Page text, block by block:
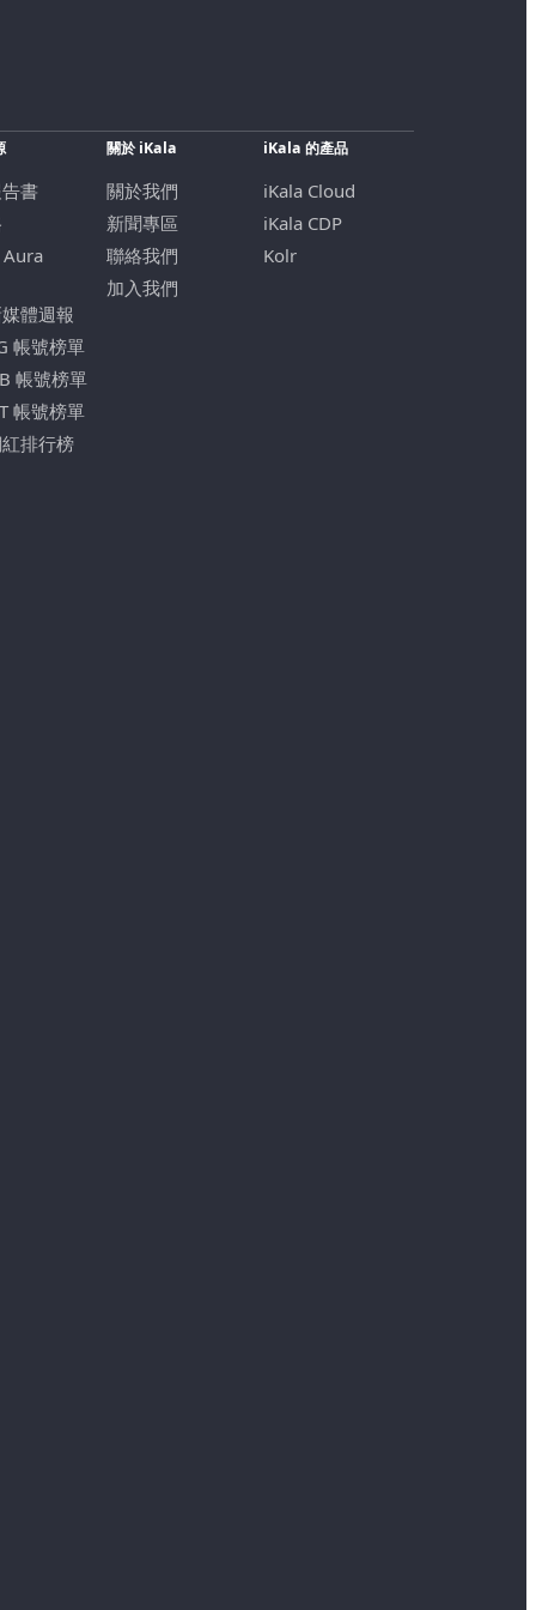
書
體週報
帳號榜單
帳號榜單
帳號榜單
排行榜
關於 iKala
關於我們
新聞專區
聯絡我們
加入我們
iKala 的產品
iKala Cloud
iKala CDP
Kolr